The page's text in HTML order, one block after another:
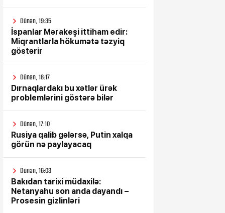
Dünən, 19:35
İspanlar Mərakeşi ittiham edir:
Miqrantlarla hökumətə təzyiq
göstərir
Dünən, 18:17
Dırnaqlardakı bu xətlər ürək
problemlərini göstərə bilər
Dünən, 17:10
Rusiya qalib gələrsə, Putin xalqa
görün nə paylayacaq
Dünən, 16:03
Bakıdan tarixi müdaxilə:
Netanyahu son anda dayandı –
Prosesin gizlinləri